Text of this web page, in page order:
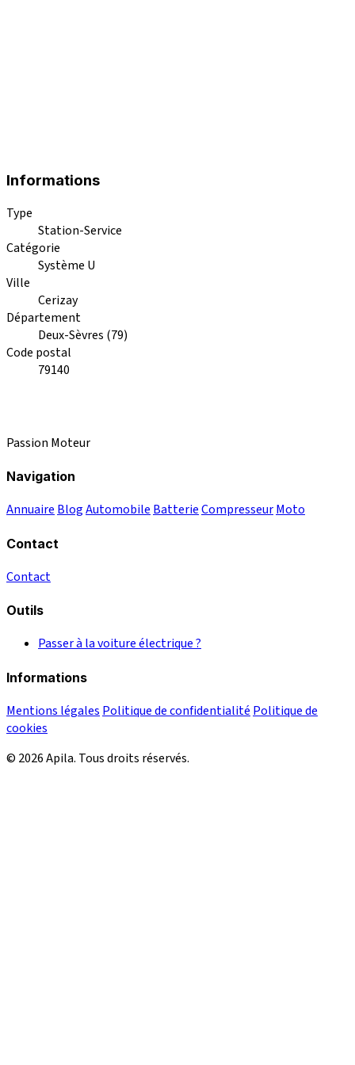
Informations
Type
Station-Service
Catégorie
Système U
Ville
Cerizay
Département
Deux-Sèvres (79)
Code postal
79140
Passion Moteur
Navigation
Annuaire BlogAutomobile BatterieCompresseurMoto
Contact
Contact
Outils
Passer à la voiture électrique ?
Informations
Mentions légales Politique de confidentialité Politique de
cookies
© 2026 Apila. Tous droits réservés.